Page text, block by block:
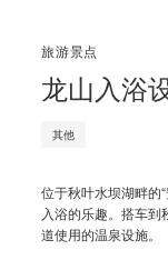
旅游景点
龙山入浴
其他
位于秋叶水坝湖畔的
入浴的乐趣。搭车
道使用的温泉设施。